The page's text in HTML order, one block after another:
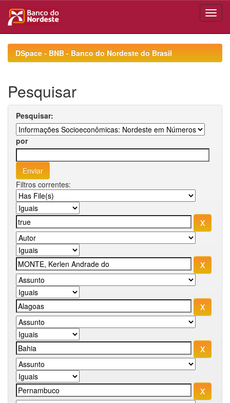
navigationDSpace - BNB - Banco do Nordeste do Brasil
Pesquisar
Pesquisar:
por
Filtros correntes: